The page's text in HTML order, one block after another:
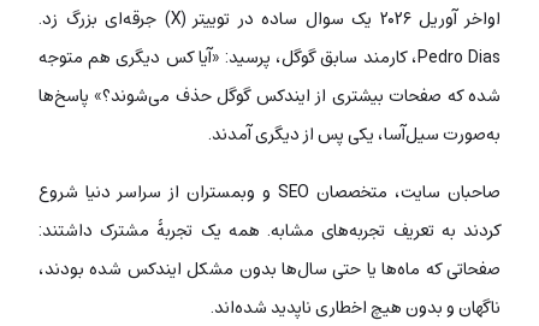
اواخر آوریل ۲۰۲۶ یک سوال ساده در توییتر (X) جرقه‌ای بزرگ زد.
Pedro Dias، کارمند سابق گوگل، پرسید: «آیا کس دیگری هم متوجه
شده که صفحات بیشتری از ایندکس گوگل حذف می‌شوند؟» پاسخ‌ها
به‌صورت سیل‌آسا، یکی پس از دیگری آمدند.
صاحبان سایت، متخصصان SEO و وبمستران از سراسر دنیا شروع
کردند به تعریف تجربه‌های مشابه. همه یک تجربۀ مشترک داشتند:
صفحاتی که ماه‌ها یا حتی سال‌ها بدون مشکل ایندکس شده بودند،
ناگهان و بدون هیچ اخطاری ناپدید شده‌اند.